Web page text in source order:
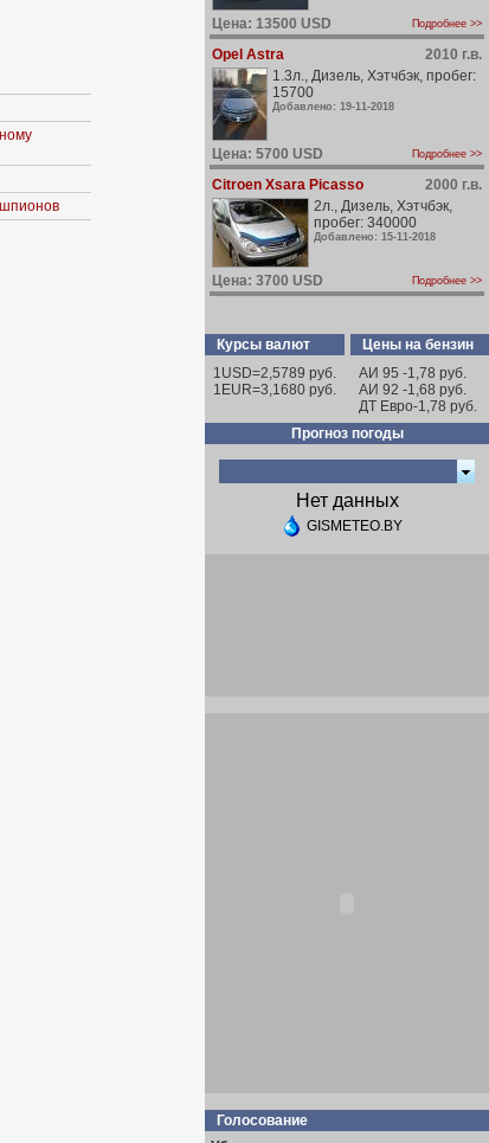
Цена: 13500 USD Подробнее >>
Opel Astra
2010 г.в.
1.3л., Дизель, Хэтчбэк, пробег:
15700
Добавлено: 19-11-2018
Цена: 5700 USD Подробнее >>
Citroen Xsara Picasso
2000 г.в.
2л., Дизель, Хэтчбэк,
пробег: 340000
Добавлено: 15-11-2018
Цена: 3700 USD Подробнее >>
Курсы валют
1USD=2,5789 руб.
1EUR=3,1680 руб.
Цены на бензин
АИ 95 -1,78 руб.
АИ 92 -1,68 руб.
ДТ Евро-1,78 руб.
Прогноз погоды
Нет данных
GISMETEO.BY
Голосование